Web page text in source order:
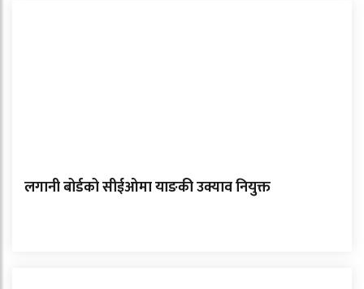
लगानी बोर्डको सीईओमा याङकी उक्याव नियुक्त